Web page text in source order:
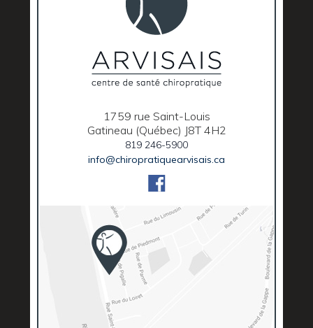
1759 rue Saint-Louis
Gatineau (Québec) J8T 4H2
819 246-5900
info@chiropratiquearvisais.ca